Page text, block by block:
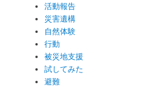
活動報告
災害遺構
自然体験
行動
被災地支援
試してみた
避難